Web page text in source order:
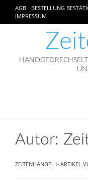
AGB BESTELLUNG
IMPRESSUM
Autor:
ZEITENHANDEL > ARTIKEL